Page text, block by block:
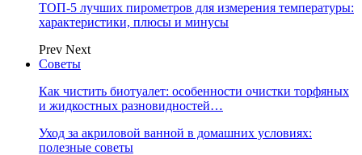
ТОП-5 лучших пирометров для измерения температуры:
характеристики, плюсы и минусы
Prev Next
Советы
Как чистить биотуалет: особенности очистки торфяных
и жидкостных разновидностей…
Уход за акриловой ванной в домашних условиях:
полезные советы